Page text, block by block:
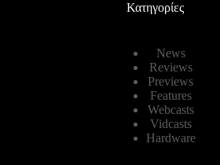
Κατηγορίες
News
Reviews
Previews
Features
Webcasts
Vidcasts
Hardware